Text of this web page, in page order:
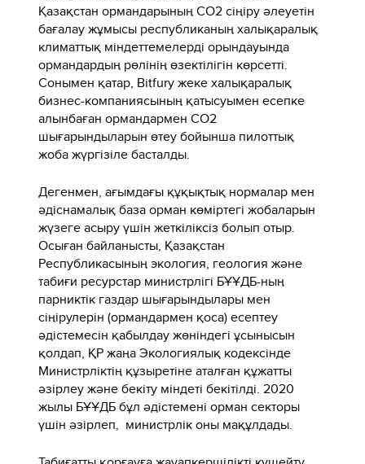
Қазақстан ормандарының СО2 сіңіру әлеуетін
бағалау жұмысы республиканың халықаралық
климаттық міндеттемелерді орындауында
ормандардың рөлінің өзектілігін көрсетті.
Сонымен қатар, Bitfury жеке халықаралық
бизнес-компаниясының қатысуымен есепке
алынбаған ормандармен СО2
шығарындыларын өтеу бойынша пилоттық
жоба жүргізіле басталды.
Дегенмен, ағымдағы құқықтық нормалар мен
әдіснамалық база орман көміртегі жобаларын
жүзеге асыру үшін жеткіліксіз болып отыр.
Осыған байланысты, Қазақстан
Республикасының экология, геология және
табиғи ресурстар министрлігі БҰҰДБ-ның
парниктік газдар шығарындылары мен
сіңірулерін (ормандармен қоса) есептеу
әдістемесін қабылдау жөніндегі ұсынысын
қолдап, ҚР жаңа Экологиялық кодексінде
Министрліктің құзыретіне аталған құжатты
әзірлеу және бекіту міндеті бекітілді. 2020
жылы БҰҰДБ бұл әдістемені орман секторы
үшін әзірлеп, министрлік оны мақұлдады.